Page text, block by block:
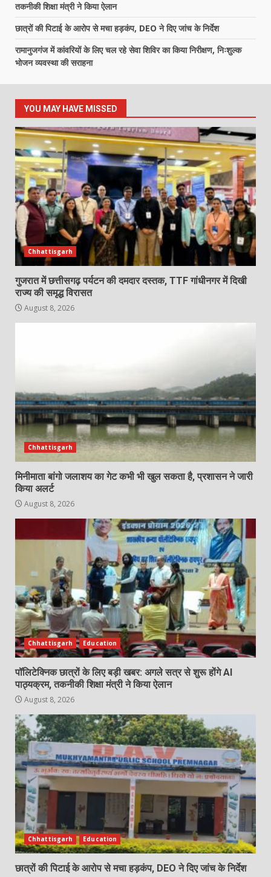
तकनीकी शिक्षा मंत्री ने किया ऐलान
छात्रों की पिटाई के आरोप से मचा हड़कंप, DEO ने दिए जांच के निर्देश
रामानुजगंज में कांवरियों के लिए चल रहे सेवा शिविर का किया निरीक्षण, निःशुल्क
भोजन व्यवस्था की सराहना
YOU MAY HAVE MISSED
Chhattisgarh
गुजरात में छत्तीसगढ़ पर्यटन की दमदार दस्तक, TTF गांधीनगर में दिखी
राज्य की समृद्ध विरासत
August 8, 2026
Chhattisgarh
मिनीमाता बांगो जलाशय का गेट कभी भी खुल सकता है, प्रशासन ने जारी
किया अलर्ट
August 8, 2026
Chhattisgarh Education
पॉलिटेक्निक छात्रों के लिए बड़ी खबर: अगले सत्र से शुरू होंगे AI
पाठ्यक्रम, तकनीकी शिक्षा मंत्री ने किया ऐलान
August 8, 2026
Chhattisgarh Education
छात्रों की पिटाई के आरोप से मचा हड़कंप, DEO ने दिए जांच के निर्देश